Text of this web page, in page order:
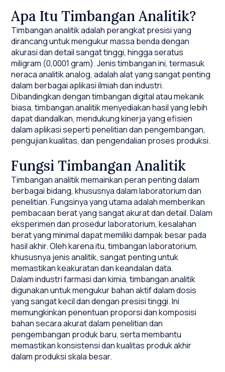
Apa Itu Timbangan Analitik?
Timbangan analitik adalah perangkat presisi yang
dirancang untuk mengukur massa benda dengan
akurasi dan detail sangat tinggi, hingga seratus
miligram (0,0001 gram). Jenis timbangan ini, termasuk
neraca analitik analog, adalah alat yang sangat penting
dalam berbagai aplikasi ilmiah dan industri.
Dibandingkan dengan timbangan digital atau mekanik
biasa, timbangan analitik menyediakan hasil yang lebih
dapat diandalkan, mendukung kinerja yang efisien
dalam aplikasi seperti penelitian dan pengembangan,
pengujian kualitas, dan pengendalian proses produksi.
Fungsi Timbangan Analitik
Timbangan analitik memainkan peran penting dalam
berbagai bidang, khususnya dalam laboratorium dan
penelitian. Fungsinya yang utama adalah memberikan
pembacaan berat yang sangat akurat dan detail. Dalam
eksperimen dan prosedur laboratorium, kesalahan
berat yang minimal dapat memiliki dampak besar pada
hasil akhir. Oleh karena itu, timbangan laboratorium,
khususnya jenis analitik, sangat penting untuk
memastikan keakuratan dan keandalan data.
Dalam industri farmasi dan kimia, timbangan analitik
digunakan untuk mengukur bahan aktif dalam dosis
yang sangat kecil dan dengan presisi tinggi. Ini
memungkinkan penentuan proporsi dan komposisi
bahan secara akurat dalam penelitian dan
pengembangan produk baru, serta membantu
memastikan konsistensi dan kualitas produk akhir
dalam produksi skala besar.